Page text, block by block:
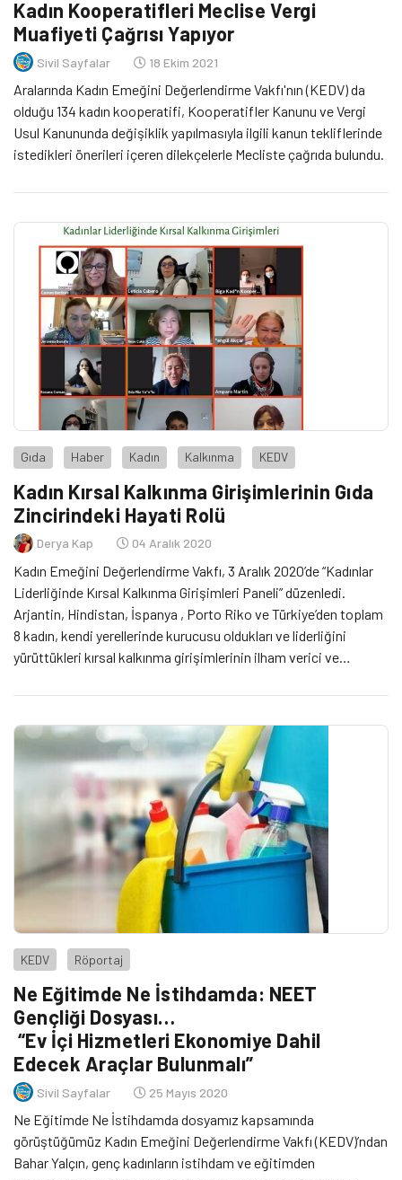
Kadın Kooperatifleri Meclise Vergi
Muafiyeti Çağrısı Yapıyor
Sivil Sayfalar 18 Ekim 2021
Aralarında Kadın Emeğini Değerlendirme Vakfı'nın (KEDV) da
olduğu 134 kadın kooperatifi, Kooperatifler Kanunu ve Vergi
Usul Kanununda değişiklik yapılmasıyla ilgili kanun tekliflerinde
istedikleri önerileri içeren dilekçelerle Mecliste çağrıda bulundu.
Gıda Haber Kadın Kalkınma KEDV
Kadın Kırsal Kalkınma Girişimlerinin Gıda
Zincirindeki Hayati Rolü
Derya Kap 04 Aralık 2020
Kadın Emeğini Değerlendirme Vakfı, 3 Aralık 2020’de “Kadınlar
Liderliğinde Kırsal Kalkınma Girişimleri Paneli” düzenledi.
Arjantin, Hindistan, İspanya , Porto Riko ve Türkiye’den toplam
8 kadın, kendi yerellerinde kurucusu oldukları ve liderliğini
yürüttükleri kırsal kalkınma girişimlerinin ilham verici ve
Panel, alternatif üretim ve tedarik modellerini örgütleyen
kadınların hikayelerini ve COVID-19 salgınında kesintiye uğrayan
küresel gıda tedarik zincirinin sürmesinde küçük üreticilerin
rolünü ve önemini gösteriyor.
KEDV Röportaj
Ne Eğitimde Ne İstihdamda: NEET
Gençliği Dosyası…
“Ev İçi Hizmetleri Ekonomiye Dahil
Edecek Araçlar Bulunmalı”
Sivil Sayfalar 25 Mayıs 2020
Ne Eğitimde Ne İstihdamda dosyamız kapsamında
görüştüğümüz Kadın Emeğini Değerlendirme Vakfı (KEDV)’ndan
Bahar Yalçın, genç kadınların istihdam ve eğitimden